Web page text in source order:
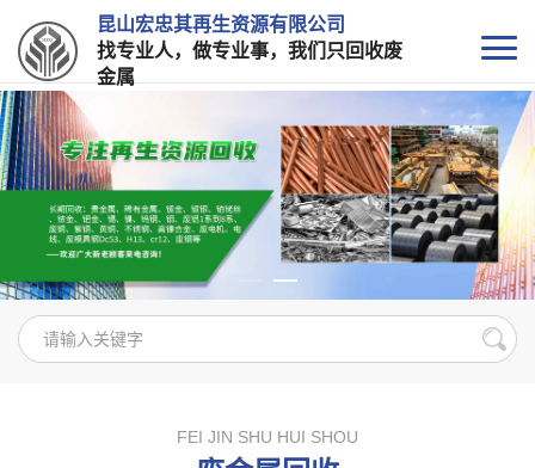
昆山宏忠其再生资源有限公司
找专业人，做专业事，我们只回收废
金属
FEI JIN SHU HUI SHOU